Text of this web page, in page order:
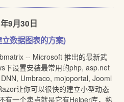
9月30日
数据图表的方案)
-- Microsoft 推出的最新武
下设置安装最常用的php, asp.net
Umbraco, mojoportal, Jooml
让你可以很快的建立小型动态
有一个卖点就是它有Helper库，熟